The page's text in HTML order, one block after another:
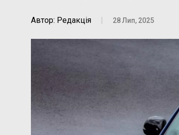
Автор: Редакція | 28 Лип, 2025